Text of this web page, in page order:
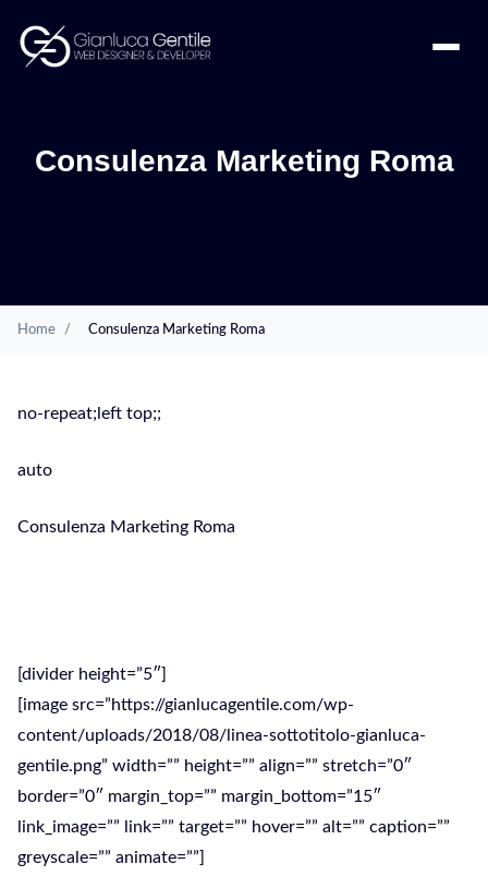
Consulenza Marketing Roma
Home / Consulenza Marketing Roma
no-repeat;left top;;
auto
Consulenza Marketing Roma
[divider height=”5″]
[image src=”https://gianlucagentile.com/wp-
content/uploads/2018/08/linea-sottotitolo-gianluca-
gentile.png” width=”” height=”” align=”” stretch=”0″
border=”0″ margin_top=”” margin_bottom=”15″
link_image=”” link=”” target=”” hover=”” alt=”” caption=””
greyscale=”” animate=””]